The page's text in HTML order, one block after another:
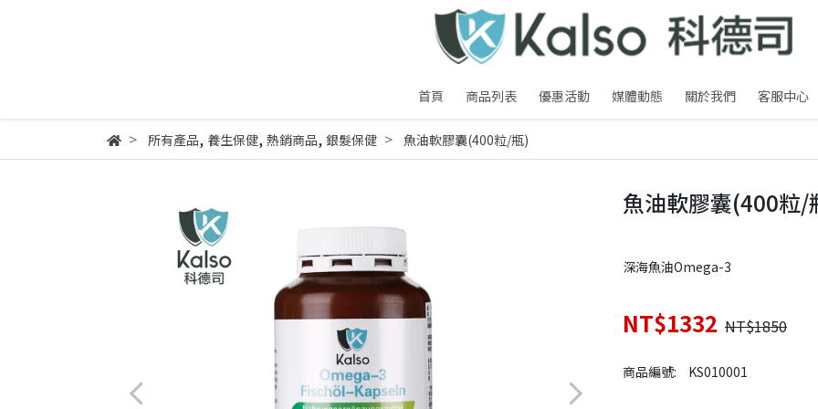
首頁 商品列表 優惠活動 媒體動態 關於我們 客服中心
所有產品, 養生保健, 熱銷商品, 銀髮保健 魚油軟膠囊(400粒/瓶)
魚油軟膠囊(400粒/
深海魚油Omega-3
NT$1332 NT$1850
商品編號: KS010001